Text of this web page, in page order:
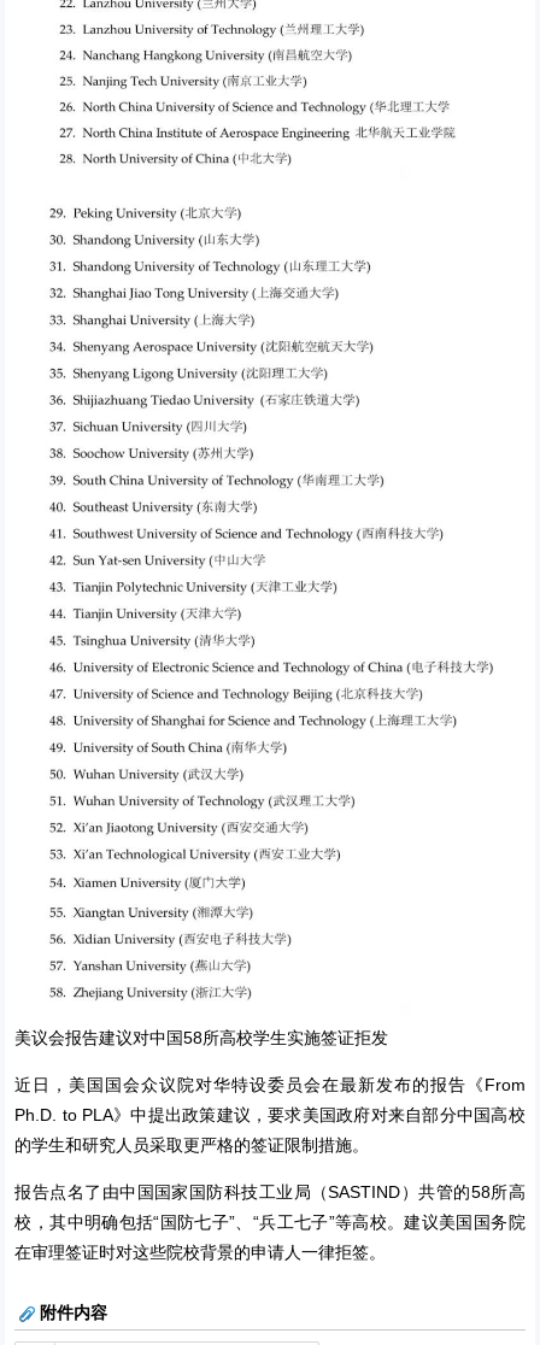
美议会报告建议对中国58所高校学生实施签证拒发
近日，美国国会众议院对华特设委员会在最新发布的报告《From
Ph.D. to PLA》中提出政策建议，要求美国政府对来自部分中国高校
的学生和研究人员采取更严格的签证限制措施。
报告点名了由中国国家国防科技工业局（SASTIND）共管的58所高
校，其中明确包括“国防七子”、“兵工七子”等高校。建议美国国务院
在审理签证时对这些院校背景的申请人一律拒签。
附件内容